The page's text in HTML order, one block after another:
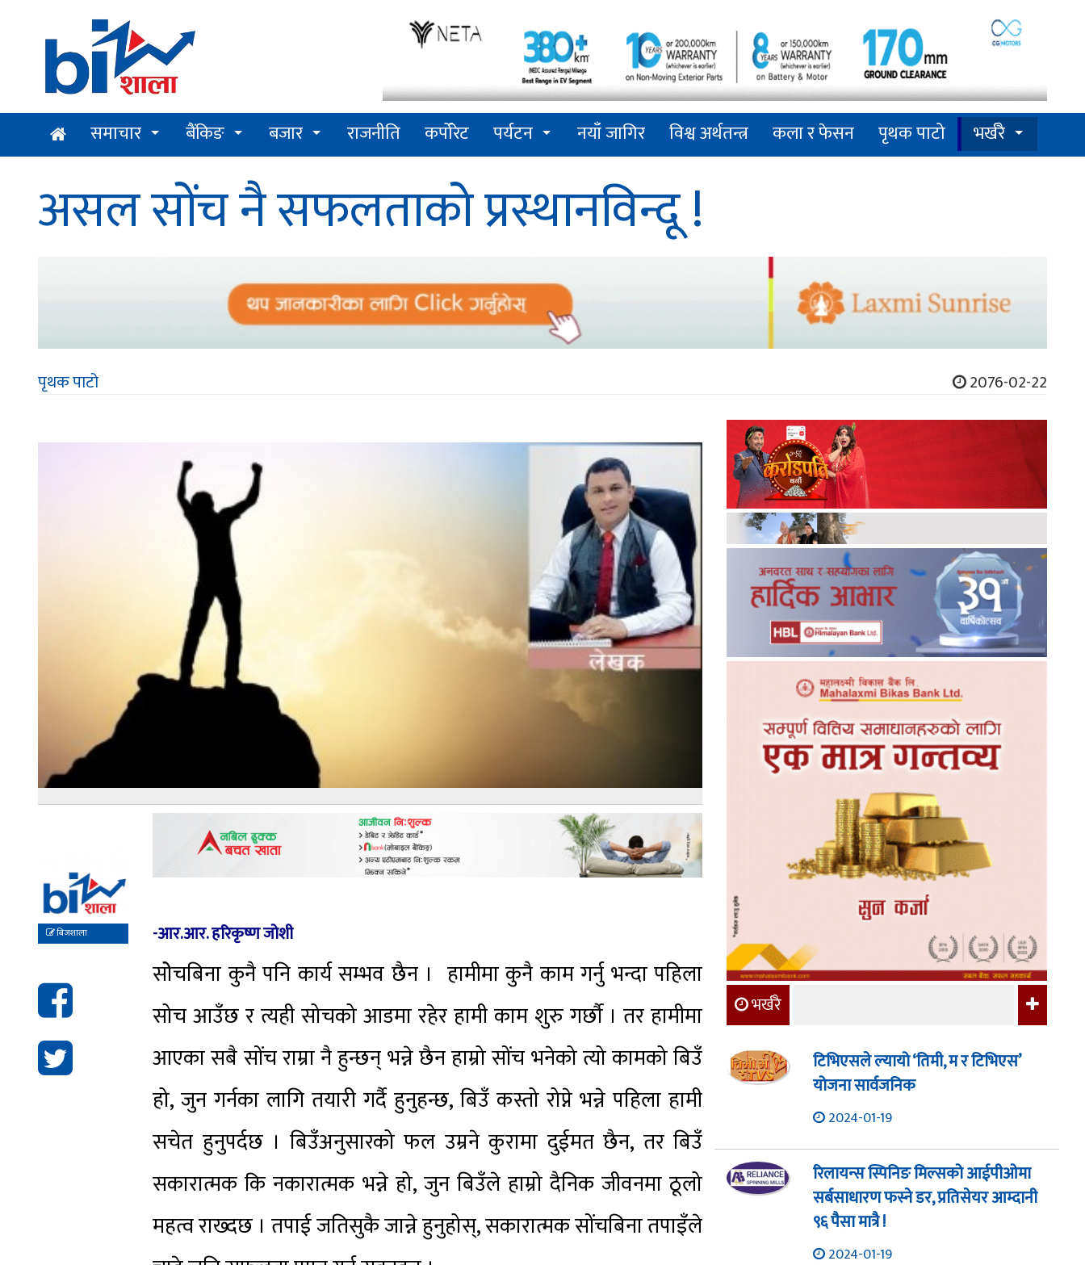
समाचार बैंकिङ बजार राजनीति कर्पोरेट पर्यटन नयाँ जागिर विश्व अर्थतन्त्र कला र फेसन पृथक पाटो भर्खरै
असल सोंच नै सफलताको प्रस्थानविन्दू !
पृथक पाटो 2076-02-22
बिजशाला -आर.आर. हरिकृष्ण जोशी
सोेचबिना कुनै पनि कार्य सम्भव छैन । हामीमा कुनै काम गर्नु भन्दा पहिला
सोच आउँछ र त्यही सोचको आडमा रहेर हामी काम शुरु गर्छौ । तर हामीमा
आएका सबै सोंच राम्रा नै हुन्छन् भन्ने छैन हाम्रो सोंच भनेको त्यो कामको बिउँ
हो, जुन गर्नका लागि तयारी गर्दै हुनुहन्छ, बिउँ कस्तो रोप्ने भन्ने पहिला हामी
सचेत हुनुपर्दछ । बिउँअनुसारको फल उम्रने कुरामा दुईमत छैन, तर बिउँ
सकारात्मक कि नकारात्मक भन्ने हो, जुन बिउँले हाम्रो दैनिक जीवनमा ठूलो
महत्व राख्दछ । तपाई जतिसुकै जान्ने हुनुहोस्, सकारात्मक सोंचबिना तपाइँले
भर्खरै
टिभिएसले ल्यायो ‘तिमी, म र टिभिएस’
योजना सार्वजनिक
2024-01-19
रिलायन्स स्पिनिङ मिल्सको आईपीओमा
सर्बसाधारण फस्ने डर, प्रतिसेयर आम्दानी
९६ पैसा मात्रै !
2024-01-19